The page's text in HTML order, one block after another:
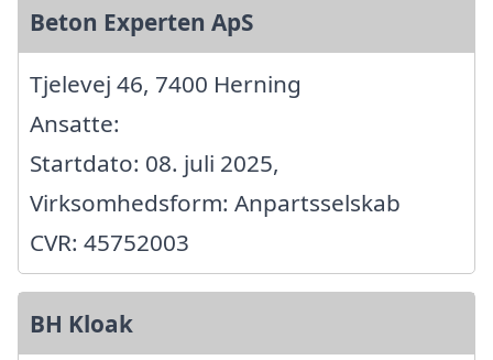
Beton Experten ApS
Tjelevej 46, 7400 Herning
Ansatte:
Startdato: 08. juli 2025,
Virksomhedsform: Anpartsselskab
CVR: 45752003
BH Kloak